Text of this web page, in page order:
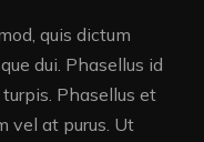
quis dictum
dui. Phasellus id
Phasellus et
vel at purus. Ut